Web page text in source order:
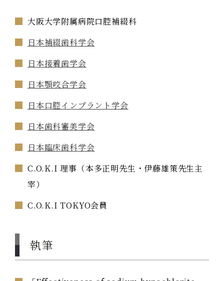
大阪大学附属病院口腔補綴科
日本補綴歯科学会
日本接着歯学会
日本顎咬合学会
日本口腔インプラント学会
日本歯科審美学会
日本臨床歯科学会
C.O.K.I 理事（本多正明先生・伊藤雄策先生主
宰）
C.O.K.I TOKYO会員
執筆